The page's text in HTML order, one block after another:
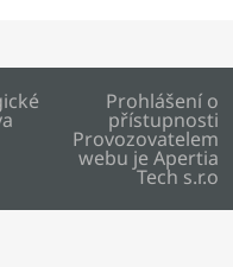
Prohlášení o
přístupnosti
Provozovatelem
webu je Apertia
Tech s.r.o